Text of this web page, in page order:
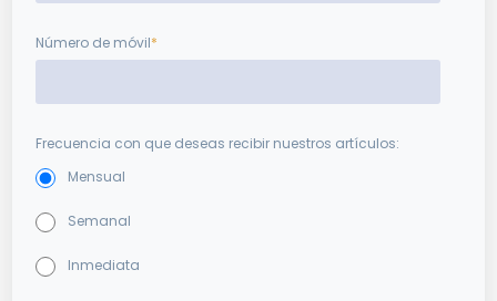
Número de móvil*
Frecuencia con que deseas recibir nuestros artículos:
Mensual
Semanal
Inmediata